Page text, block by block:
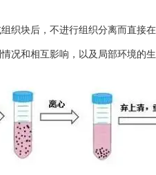
块后，不进行组织分离而直接
况和相互影响，以及局部环境的